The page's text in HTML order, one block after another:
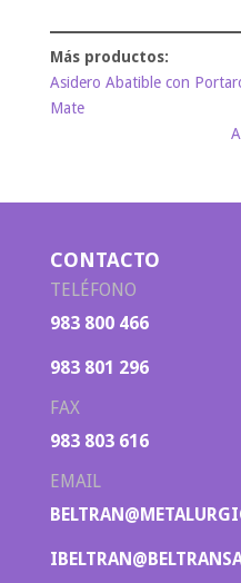
Asidero Abatible con
Mate
CONTACTO
TELÉFONO
983 800 466
983 801 296
FAX
983 803 616
EMAIL